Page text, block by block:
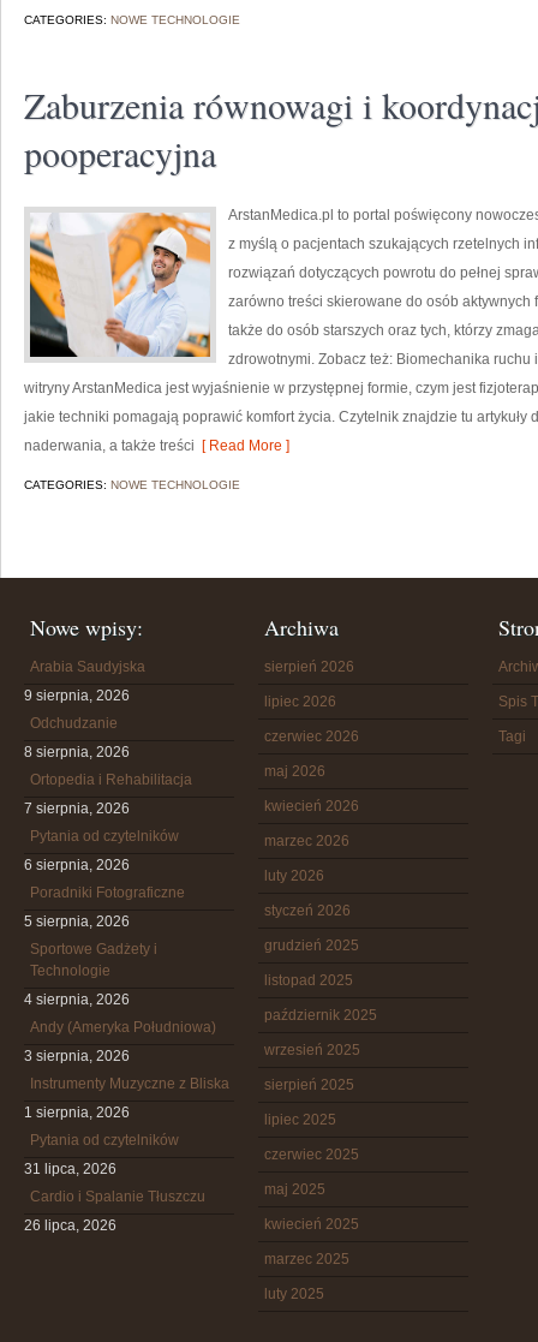
CATEGORIES: NOWE TECHNOLOGIE
Zaburzenia równowagi i
pooperacyjna
ArstanMedica.pl to portal poświęcony
z myślą o pacjentach szukających rzetelnych
rozwiązań dotyczących powrotu do pełnej
zarówno treści skierowane do osób
także do osób starszych oraz tych, którzy
zdrowotnymi. Zobacz też: Biomechanika
witryny ArstanMedica jest wyjaśnienie w przystępnej formie, czym jest
jakie techniki pomagają poprawić komfort życia. Czytelnik znajdzie tu artykuły
naderwania, a także treści [ Read More ]
CATEGORIES: NOWE TECHNOLOGIE
Nowe wpisy:
Arabia Saudyjska
9 sierpnia, 2026
Odchudzanie
8 sierpnia, 2026
Ortopedia i Rehabilitacja
7 sierpnia, 2026
Pytania od czytelników
6 sierpnia, 2026
Poradniki Fotograficzne
5 sierpnia, 2026
Sportowe Gadżety i
Technologie
4 sierpnia, 2026
Andy (Ameryka Południowa)
3 sierpnia, 2026
Instrumenty Muzyczne z Bliska
1 sierpnia, 2026
Pytania od czytelników
31 lipca, 2026
Cardio i Spalanie Tłuszczu
26 lipca, 2026
Archiwa
sierpień 2026
lipiec 2026
czerwiec 2026
maj 2026
kwiecień 2026
marzec 2026
luty 2026
styczeń 2026
grudzień 2025
listopad 2025
październik 2025
wrzesień 2025
sierpień 2025
lipiec 2025
czerwiec 2025
maj 2025
kwiecień 2025
marzec 2025
luty 2025
Spis
Tagi